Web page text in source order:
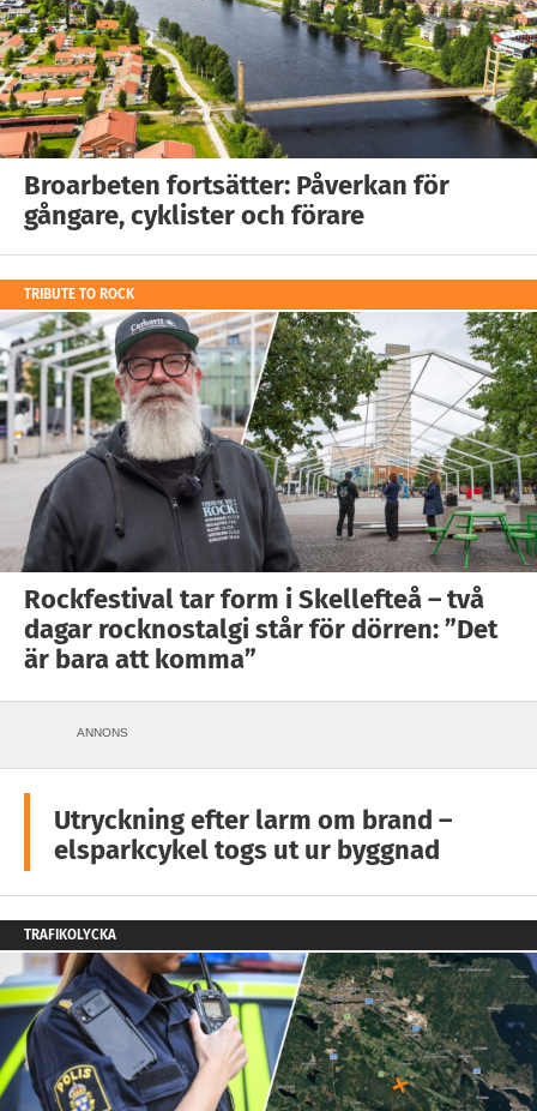
Broarbeten fortsätter: Påverkan för
gångare, cyklister och förare
TRIBUTE TO ROCK
Rockfestival tar form i Skellefteå – två
dagar rocknostalgi står för dörren: ”Det
är bara att komma”
ANNONS
Utryckning efter larm om brand –
elsparkcykel togs ut ur byggnad
TRAFIKOLYCKA